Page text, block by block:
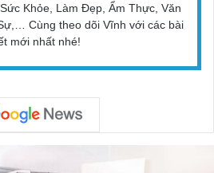
Khỏe, Làm Đẹp, Ẩm Thực, Văn
Cùng theo dõi Vĩnh với các bài
mới nhất nhé!